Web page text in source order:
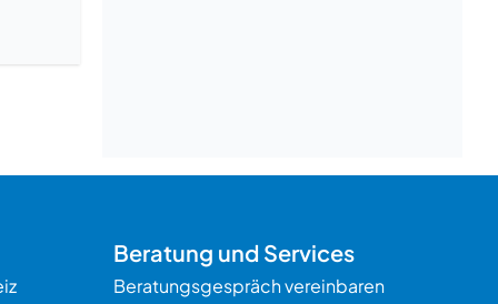
Beratung und Services
Beratungsgespräch vereinbaren